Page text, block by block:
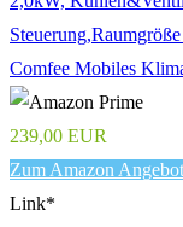
Comfee Mobiles
239,00 EUR
Zum Amazon
Link*